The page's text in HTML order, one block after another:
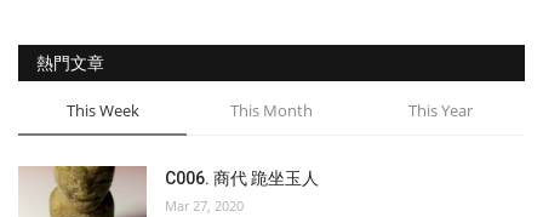
熱門文章
This Week This Month This Year
C006. 商代 跪坐玉人
Mar 27, 2020